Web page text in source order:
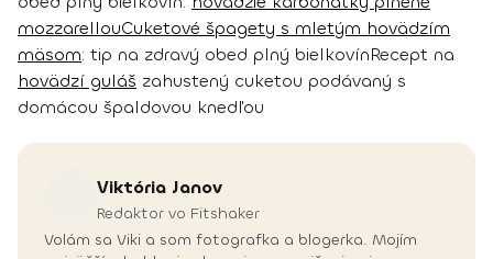
mozzarellouCuketové špagety s mletým hovädzím
mäsom: tip na zdravý obed plný bielkovínRecept na
hovädzí guláš zahustený cuketou podávaný s
domácou špaldovou knedľou
Viktória Janov
Redaktor vo Fitshaker
Volám sa Viki a som fotografka a blogerka. Mojím